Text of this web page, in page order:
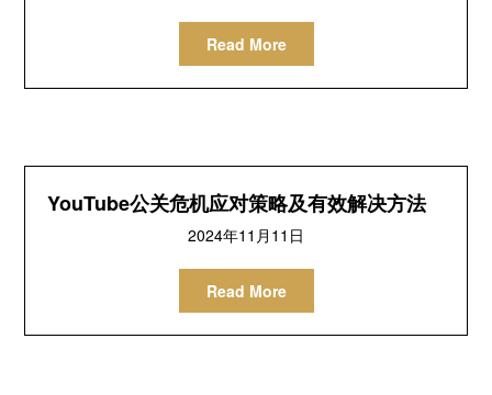
Read More
YouTube公关危机应对策略及有效解决方法
2024年11月11日
Read More